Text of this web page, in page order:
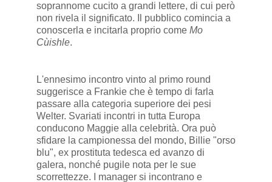
soprannome cucito a grandi lettere, di cui però
non rivela il significato. Il pubblico comincia a
conoscerla e incitarla proprio come Mo
Cùishle.
L'ennesimo incontro vinto al primo round
suggerisce a Frankie che è tempo di farla
passare alla categoria superiore dei pesi
Welter. Svariati incontri in tutta Europa
conducono Maggie alla celebrità. Ora può
sfidare la campionessa del mondo, Billie "orso
blu", ex prostituta tedesca ed avanzo di
galera, nonché pugile nota per le sue
scorrettezze. I manager si incontrano e